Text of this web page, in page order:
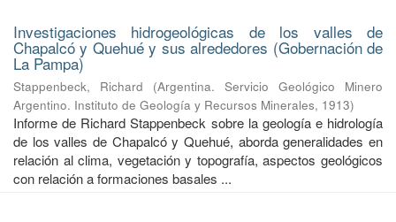
Investigaciones hidrogeológicas de los valles de
Chapalcó y Quehué y sus alrededores (Gobernación de
La Pampa)
Stappenbeck, Richard (Argentina. Servicio Geológico Minero
Argentino. Instituto de Geología y Recursos Minerales, 1913)
Informe de Richard Stappenbeck sobre la geología e hidrología
de los valles de Chapalcó y Quehué, aborda generalidades en
relación al clima, vegetación y topografía, aspectos geológicos
con relación a formaciones basales ...